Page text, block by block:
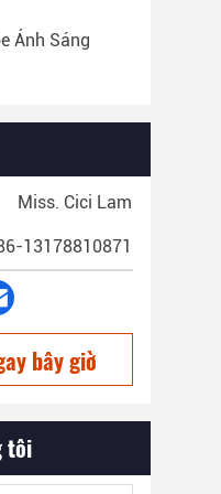
Ánh Sáng
Miss. Cici Lam
13178810871
bây giờ
tôi